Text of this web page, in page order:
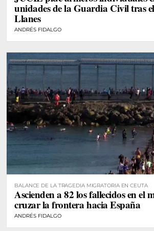
unidades de la Guardia Civil tras
Llanes
ANDRÉS FIDALGO
BALANCE DE LA TRAGEDIA MIGRATORIA EN CEUTA
Ascienden a 82 los fallecidos en el
cruzar la frontera hacia España
ANDRÉS FIDALGO